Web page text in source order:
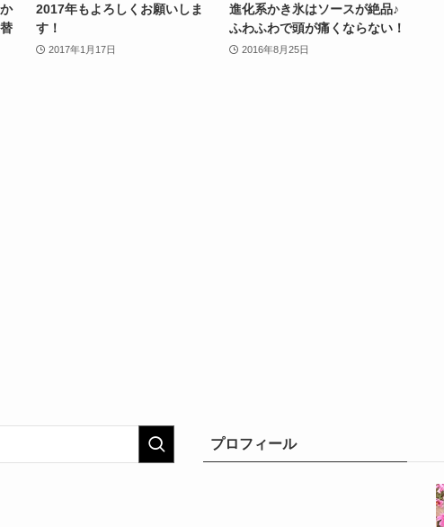
2017年もよろしくお願いしま
す！
2017年1月17日
進化系かき氷はソースが絶品♪
ふわふわで頭が痛くならない！
2016年8月25日
プロフィール